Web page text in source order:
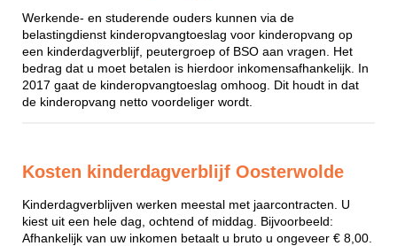
Werkende- en studerende ouders kunnen via de
belastingdienst kinderopvangtoeslag voor kinderopvang op
een kinderdagverblijf, peutergroep of BSO aan vragen. Het
bedrag dat u moet betalen is hierdoor inkomensafhankelijk. In
2017 gaat de kinderopvangtoeslag omhoog. Dit houdt in dat
de kinderopvang netto voordeliger wordt.
Kosten kinderdagverblijf Oosterwolde
Kinderdagverblijven werken meestal met jaarcontracten. U
kiest uit een hele dag, ochtend of middag. Bijvoorbeeld:
Afhankelijk van uw inkomen betaalt u bruto u ongeveer € 8,00.